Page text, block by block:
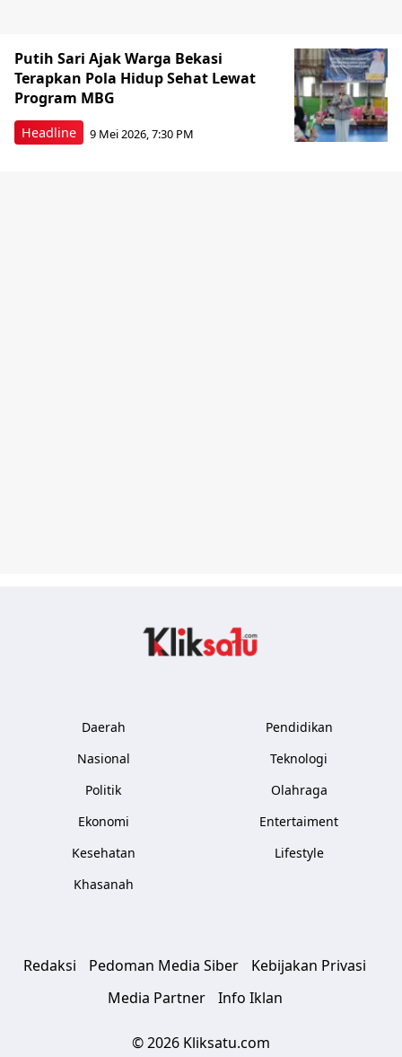
Headline
Putih Sari Ajak Warga Bekasi
Terapkan Pola Hidup Sehat Lewat
Program MBG
9 Mei 2026, 7:30 PM
Daerah
Nasional
Politik
Ekonomi
Kesehatan
Khasanah
Pendidikan
Teknologi
Olahraga
Entertaiment
Lifestyle
Redaksi Pedoman Media Siber
Kebijakan Privasi
Media Partner
Info Iklan
© 2026 Kliksatu.com